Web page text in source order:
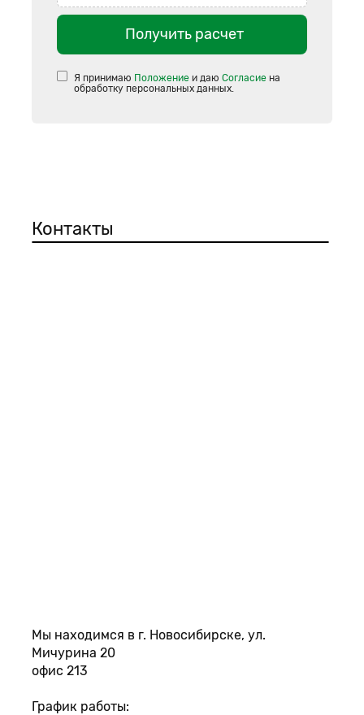
Получить расчет
Я принимаю Положение и даю Согласие на
обработку персональных данных.
Контакты
Мы находимся в г. Новосибирске, ул.
Мичурина 20
офис 213
График работы: